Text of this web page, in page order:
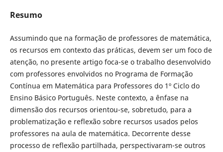
Resumo
Assumindo que na formação de professores de matemática,
os recursos em contexto das práticas, devem ser um foco de
atenção, no presente artigo foca-se o trabalho desenvolvido
com professores envolvidos no Programa de Formação
Contínua em Matemática para Professores do 1º Ciclo do
Ensino Básico Português. Neste contexto, a ênfase na
dimensão dos recursos orientou-se, sobretudo, para a
problematização e reflexão sobre recursos usados pelos
professores na aula de matemática. Decorrente desse
processo de reflexão partilhada, perspectivaram-se outros